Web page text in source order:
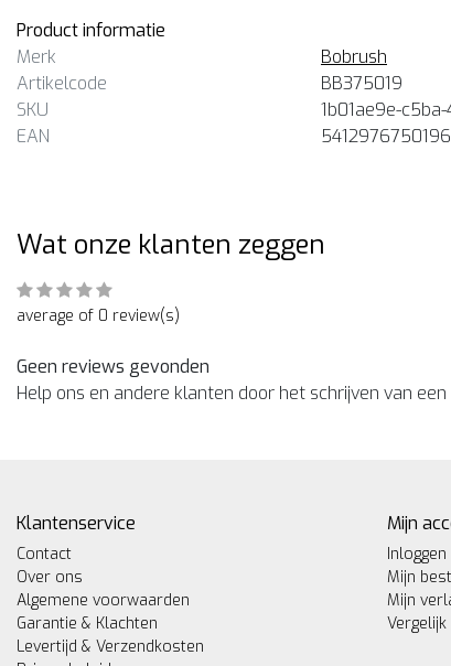
Product informatie
Merk
Bobrush
Artikelcode
BB375019
SKU
1b01ae9e-
EAN
5412976750196
Wat onze klanten zeggen
average of 0 review(s)
Geen reviews gevonden
Help ons en andere klanten door het schrijven van
Klantenservice
Contact
Over ons
Algemene voorwaarden
Garantie & Klachten
Levertijd & Verzendkosten
Mijn
Inloggen
Mijn
Mijn